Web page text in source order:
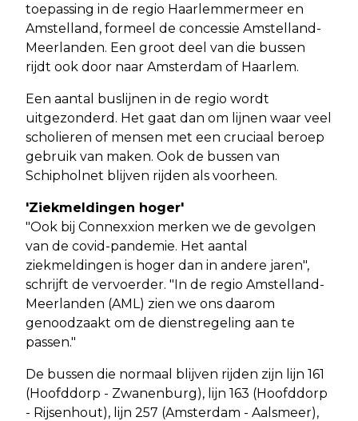
toepassing in de regio Haarlemmermeer en
Amstelland, formeel de concessie Amstelland-
Meerlanden. Een groot deel van die bussen
rijdt ook door naar Amsterdam of Haarlem.
Een aantal buslijnen in de regio wordt
uitgezonderd. Het gaat dan om lijnen waar veel
scholieren of mensen met een cruciaal beroep
gebruik van maken. Ook de bussen van
Schipholnet blijven rijden als voorheen.
'Ziekmeldingen hoger'
"Ook bij Connexxion merken we de gevolgen
van de covid-pandemie. Het aantal
ziekmeldingen is hoger dan in andere jaren",
schrijft de vervoerder. "In de regio Amstelland-
Meerlanden (AML) zien we ons daarom
genoodzaakt om de dienstregeling aan te
passen."
De bussen die normaal blijven rijden zijn lijn 161
(Hoofddorp - Zwanenburg), lijn 163 (Hoofddorp
- Rijsenhout), lijn 257 (Amsterdam - Aalsmeer),